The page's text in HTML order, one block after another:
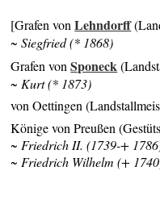
[Grafen vonLehndorff
~ Siegfried (* 1868)
Grafen vonSponeck
~ Kurt (* 1873)
von Oettingen
Könige von Preußen
~ Friedrich II. (1739-+
~ Friedrich Wilhelm (+